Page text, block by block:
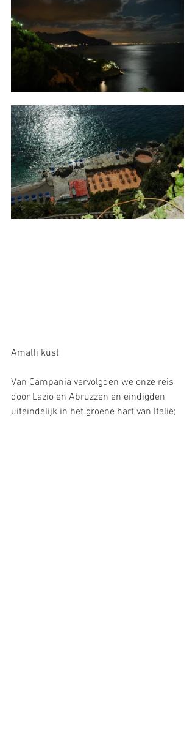
Amalfi kust
Van Campania vervolgden we onze reis
door Lazio en Abruzzen en eindigden
uiteindelijk in het groene hart van Italië;